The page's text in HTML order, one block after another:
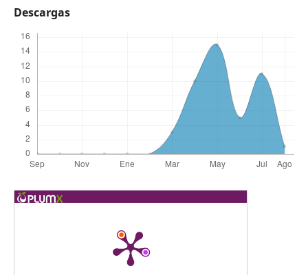
Descargas